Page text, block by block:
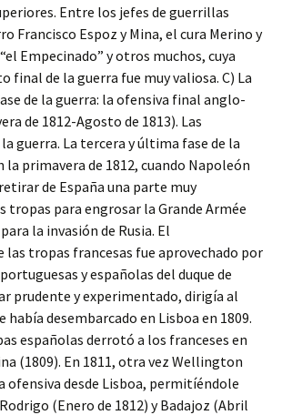
Entre los jefes de guerrillas
Francisco Espoz y Mina, el cura Merino y
Empecinado” y otros muchos, cuya
final de la guerra fue muy valiosa. C) La
de la guerra: la ofensiva final anglo-
de 1812-Agosto de 1813). Las
guerra. La tercera y última fase de la
la primavera de 1812, cuando Napoleón
de España una parte muy
tropas para engrosar la Grande Armée
la invasión de Rusia. El
tropas francesas fue aprovechado por
y españolas del duque de
prudente y experimentado, dirigía al
había desembarcado en Lisboa en 1809.
españolas derrotó a los franceses en
(1809). En 1811, otra vez Wellington
ofensiva desde Lisboa, permitíéndole
(Enero de 1812) y Badajoz (Abril